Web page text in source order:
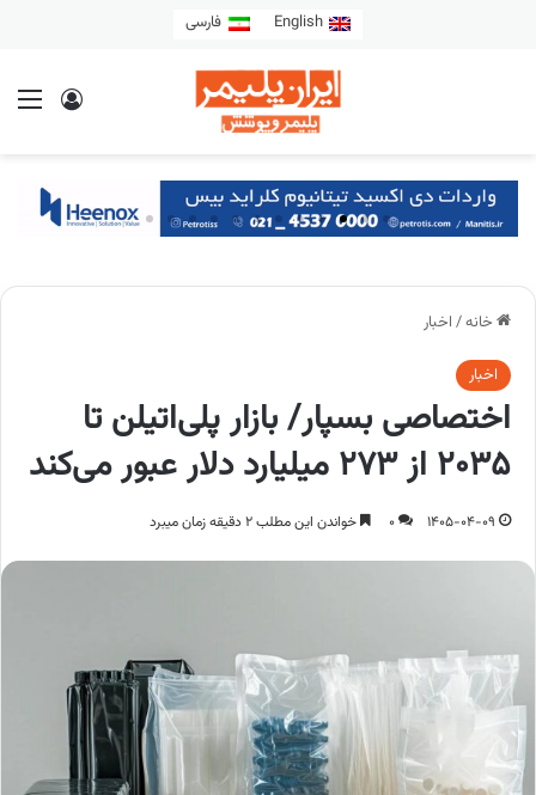
English فارسی
خانه/ اخبار
اخبار
اختصاصی بسپار/ بازار پلی‌اتیلن تا
۲۰۳۵ از ۲۷۳ میلیارد دلار عبور می‌کند
1405-04-09
0 خواندن این مطلب 2 دقیقه زمان میبرد